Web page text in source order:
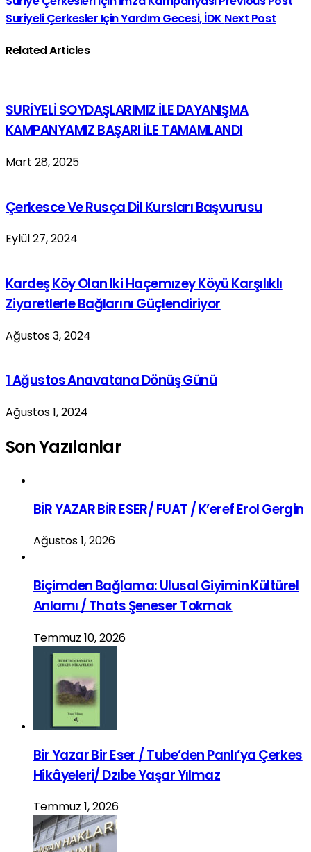
Suriyeli Çerkesler Için Yardım Gecesi, İDK Next Post
Related Articles
SURİYELİ SOYDAŞLARIMIZ İLE DAYANIŞMA
KAMPANYAMIZ BAŞARI İLE TAMAMLANDI
Mart 28, 2025
Çerkesce Ve Rusça Dil Kursları Başvurusu
Eylül 27, 2024
Kardeş Köy Olan Iki Haçemızey Köyü Karşılıklı
Ziyaretlerle Bağlarını Güçlendiriyor
Ağustos 3, 2024
1 Ağustos Anavatana Dönüş Günü
Ağustos 1, 2024
Son Yazılanlar
BİR YAZAR BİR ESER/ FUAT / K’eref Erol Gergin
Ağustos 1, 2026
Biçimden Bağlama: Ulusal Giyimin Kültürel
Anlamı / Thats Şeneser Tokmak
Temmuz 10, 2026
Bir Yazar Bir Eser / Tube’den Panlı’ya Çerkes
Hikâyeleri/ Dzıbe Yaşar Yılmaz
Temmuz 1, 2026